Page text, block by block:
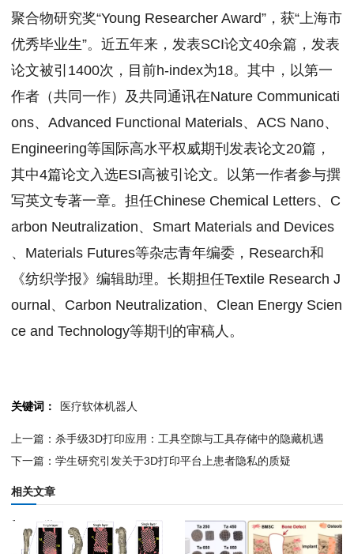
聚合物研究奖“Young Researcher Award”，获“上海市
优秀毕业生”。近五年来，发表SCI论文40余篇，发表
论文被引1400次，目前h-index为18。其中，以第一
作者（共同一作）及共同通讯在Nature Communicati
ons、Advanced Functional Materials、ACS Nano、
Engineering等国际高水平权威期刊发表论文20篇，
其中4篇论文入选ESI高被引论文。以第一作者参与撰
写英文专著一章。担任Chinese Chemical Letters、C
arbon Neutralization、Smart Materials and Devices
、Materials Futures等杂志青年编委，Research和
《纺织学报》编辑助理。长期担任Textile Research J
ournal、Carbon Neutralization、Clean Energy Scien
ce and Technology等期刊的审稿人。
关键词： 医疗软体机器人
上一篇：杀手级3D打印应用：工具空隙与工具存储中的隐藏机遇
下一篇：学生研究引发关于3D打印平台上患者隐私的质疑
相关文章